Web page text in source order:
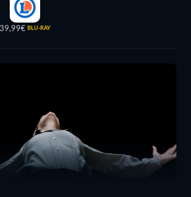
39,99€ BLU-RAY